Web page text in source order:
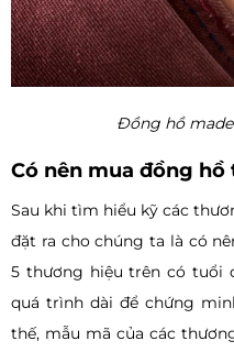
Đồng hồ
Có nên mua đồng
Sau khi tìm hiểu kỹ các
đặt ra cho chúng ta là có
5 thương hiệu trên có tuổi
quá trình dài để chứng
thế, mẫu mã của các